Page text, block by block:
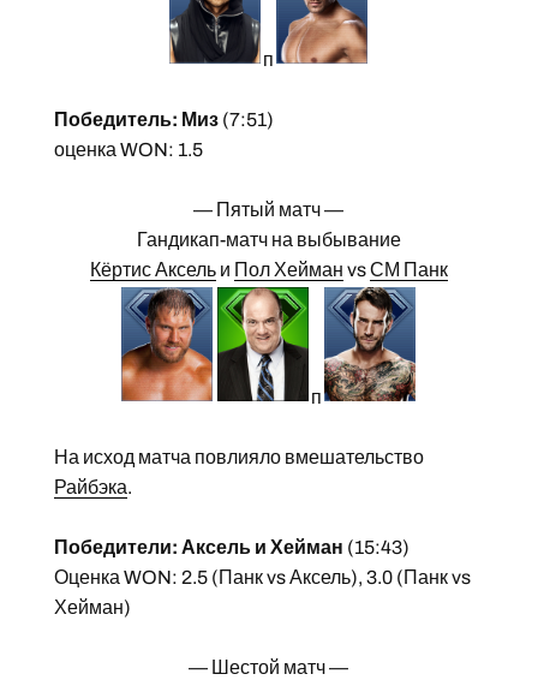
п
Победитель: Миз(7:51)
оценка WON: 1.5
— Пятый матч —
Гандикап-матч на выбывание
Кёртис Аксельи Пол Хейман vsСМ Панк
п
На исход матча повлияло вмешательство
Райбэка.
Победители: Аксель и Хейман (15:43)
Оценка WON: 2.5 (Панк vs Аксель), 3.0 (Панк vs
Хейман)
— Шестой матч —